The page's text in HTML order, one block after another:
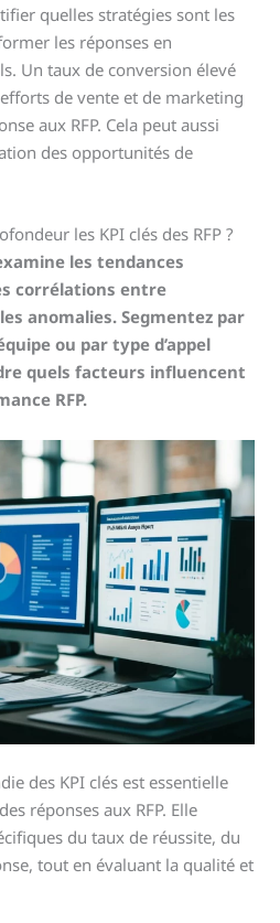
quelles stratégies sont les
les réponses en
Un taux de conversion élevé
de vente et de marketing
aux RFP. Cela peut aussi
des opportunités de
les KPI clés des RFP ?
les tendances
corrélations entre
anomalies. Segmentez par
ou par type d’appel
quels facteurs influencent
RFP.
des KPI clés est essentielle
réponses aux RFP. Elle
du taux de réussite, du
tout en évaluant la qualité et